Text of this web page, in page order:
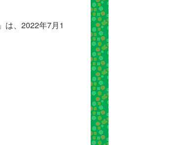
」は、2022年7月1